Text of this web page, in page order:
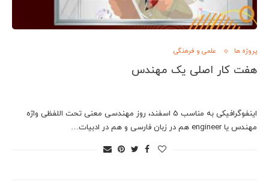
پروژه ها علمی و فرهنگی
هفت کار اصلی يک مهندس
اینفوگرافیکی به مناسب 5 اسفند، روز مهندسی معنی تحت اللفظی واژه
مهندس یا engineer هم در زبان فارسی و هم در ادبیات…